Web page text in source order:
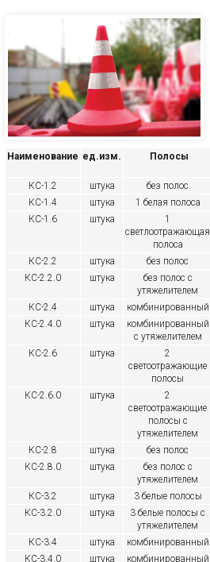
Наименование ед.изм. Полосы
КС-1.2
штука без полос
КС-1.4
штука 1 белая полоса
КС-1.6
штука
1
светлоотражающая
полоса
КС-2.2 штука без полос
КС-2.2.0
штука
без полос с
утяжелителем
КС-2.4 штука комбинированный
КС-2.4.0
штука
комбинированный
с утяжелителем
КС-2.6 штука
2
светоотражающие
полосы
КС-2.6.0 штука
2
светоотражающие
полосы с
утяжелителем
КС-2.8 штука без полос
КС-2.8.0
штука
без полос с
утяжелителем
КС-3.2 штука 3 белые полосы
КС-3.2.0
штука
3 белые полосы с
утяжелителем
КС-3.4 штука комбинированный
КС-3.4.0
штука
комбинированный